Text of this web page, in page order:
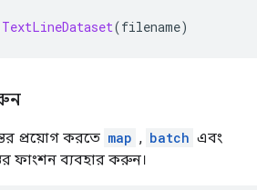
TextLineDataset(filename)
প্রয়োগ করতে map , batch এবং
ফাংশন ব্যবহার করুন।